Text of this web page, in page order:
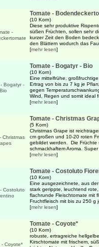
Tomate -
(10 Korn)
Diese sehr produktive
süßen Früchten, sollen sehr
kurzer Zeit den Boden
den Blättern wodurch das
[mehr lesen]
Tomate - Bogatyr - Bio
(10 Korn)
Eine mittelfrühe,
Ertrag von bis zu 7 kg je
gegen
Wind, Regen und somit ideal
[mehr lesen]
Tomate - Christmas
(5 Korn)
Christmas Grape ist
cm großen und 10-20 roten
gebildet werden. Die
schmackhaftem Aroma. Super
[mehr lesen]
Tomate - Costoluto
(10 Korn)
Eine ausgezeichnete, aus
stark gerippte, leuchtend rote,
flachrunde Fleischtomate mit
Fruchtfleisch mit bis zu 250 g
[mehr lesen]
Tomate - Coyote*
(10 Korn)
robuste, ertragreiche
Kirschtomate mit frischem,